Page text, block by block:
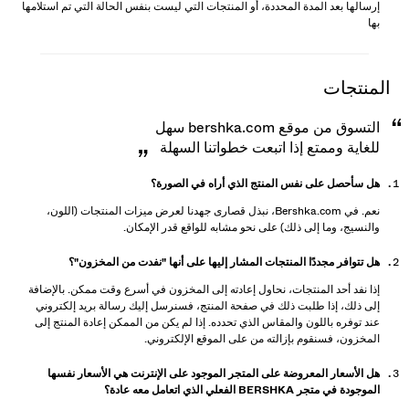
إرسالها بعد المدة المحددة، أو المنتجات التي ليست بنفس الحالة التي تم استلامها
بها
المنتجات
التسوق من موقع bershka.com سهل
للغاية وممتع إذا اتبعت خطواتنا السهلة
هل سأحصل على نفس المنتج الذي أراه في الصورة؟
نعم. في Bershka.com، نبذل قصارى جهدنا لعرض ميزات المنتجات (اللون،
والنسيج، وما إلى ذلك) على نحو مشابه للواقع قدر الإمكان.
هل تتوافر مجددًا المنتجات المشار إليها على أنها "نفدت من المخزون"؟
إذا نفد أحد المنتجات، نحاول إعادته إلى المخزون في أسرع وقت ممكن. بالإضافة
إلى ذلك، إذا طلبت ذلك في صفحة المنتج، فسنرسل إليك رسالة بريد إلكتروني
عند توفره باللون والمقاس الذي تحدده. إذا لم يكن من الممكن إعادة المنتج إلى
المخزون، فسنقوم بإزالته من على الموقع الإلكتروني.
هل الأسعار المعروضة على المتجر الموجود على الإنترنت هي الأسعار نفسها
الموجودة في متجر BERSHKA الفعلي الذي اتعامل معه عادة؟